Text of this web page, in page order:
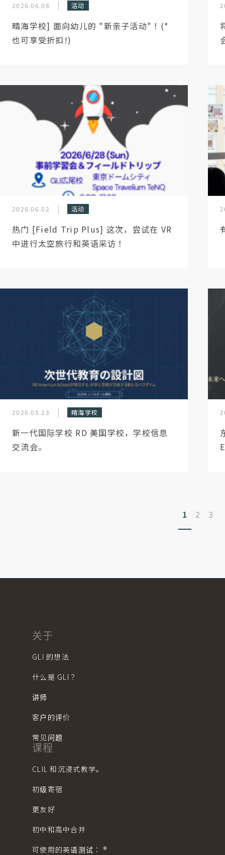
2026.06.08 活动
晴海学校] 面向幼儿的 "新亲子活动"！(*
也可享受折扣!)
2026.06.02 活动
热门 [Field Trip Plus] 这次，尝试在 VR
中进行太空旅行和英语采访！
2026.05.23 晴海学校
新一代国际学校 RD 美国学校，学校信息
交流会。
1 2 3
关于
GLI 的想法
什么是 GLI？
讲师
客户的评价
常见问题
课程
CLIL 和沉浸式教学。
初级寄宿
更友好
初中和高中合并
可使用的英语测试： ®︎